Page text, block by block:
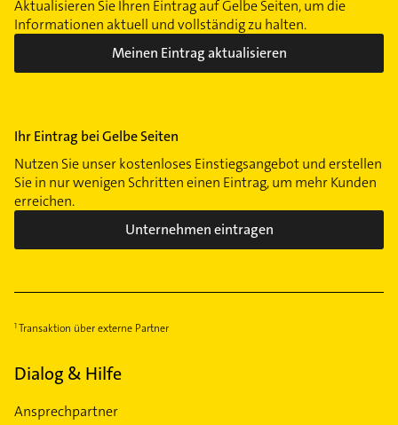
Aktualisieren Sie Ihren Eintrag auf Gelbe Seiten, um die
Informationen aktuell und vollständig zu halten.
Meinen Eintrag aktualisieren
Ihr Eintrag bei Gelbe Seiten
Nutzen Sie unser kostenloses Einstiegsangebot und erstellen
Sie in nur wenigen Schritten einen Eintrag, um mehr Kunden
erreichen.
Unternehmen eintragen
Transaktion über externe Partner
Dialog & Hilfe
Ansprechpartner